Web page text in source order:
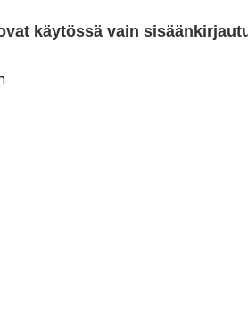
käytössä vain